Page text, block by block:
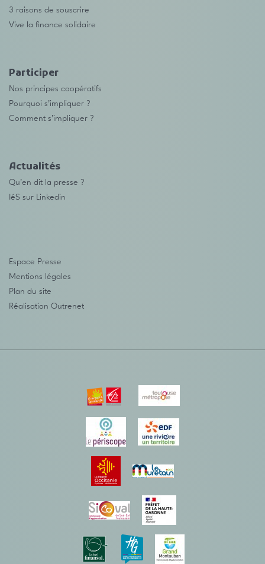
3 raisons de souscrire
Vive la finance solidaire
Participer
Nos principes coopératifs
Pourquoi s’impliquer ?
Comment s’impliquer ?
Actualités
Qu’en dit la presse ?
IéS sur Linkedin
Espace Presse
Mentions légales
Plan du site
Réalisation Outrenet